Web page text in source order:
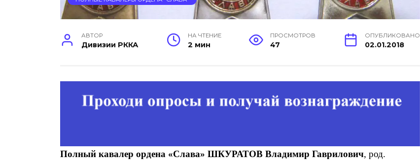
АВТОР
Дивизии РККА
НА ЧТЕНИЕ
2 мин
ПРОСМОТРОВ
47
ОПУБЛИКОВАНО
02.01.2018
Полный кавалер ордена «Слава» ШКУРАТОВ Владимир Гаврило­вич, род.